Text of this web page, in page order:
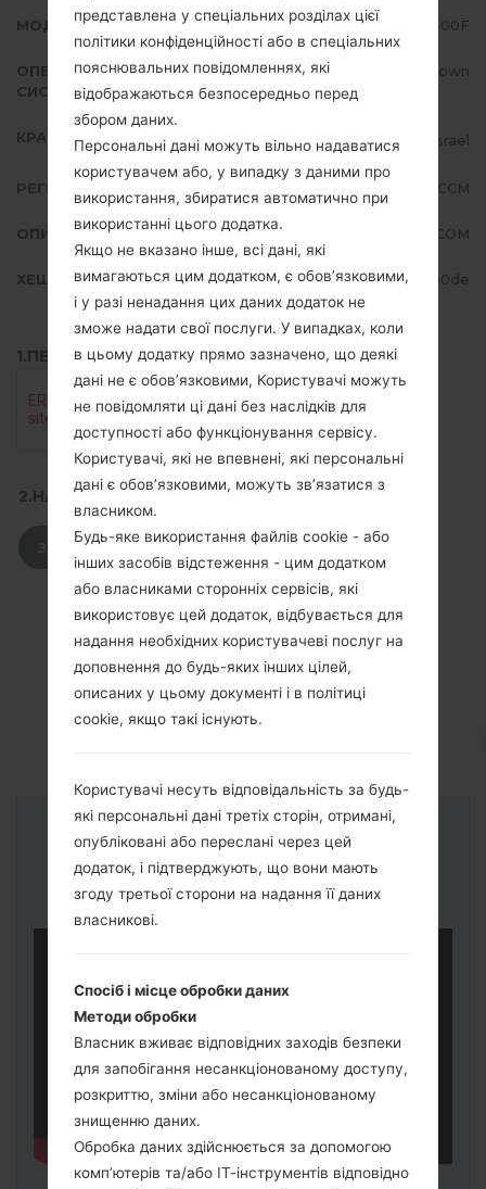
МОДЕЛЬ LGGS500F
ОПЕРАЦІЙНА
СИСТЕМА
Unknown
КРАЇНА Israel
РЕГІОН CCM
ОПИС CELLCOM
ХЕШ cba5d375c85cb6acf3ed0c4840d190de
1.ПЕРЕВІРТИ НАЯВНІСТЬ RECAPTCHA
2.НАТИСНІТЬ, ЩОБ ЗАВАНТАЖИТИ
ЗАВАНТАЖИТИ
Інструкції
представлена у спеціальних розділах цієї
політики конфіденційності або в спеціальних
пояснювальних повідомленнях, які
відображаються безпосередньо перед
збором даних.
Персональні дані можуть вільно надаватися
користувачем або, у випадку з даними про
використання, збиратися автоматично при
використанні цього додатка.
Якщо не вказано інше, всі дані, які
вимагаються цим додатком, є обов’язковими,
і у разі ненадання цих даних додаток не
зможе надати свої послуги. У випадках, коли
в цьому додатку прямо зазначено, що деякі
дані не є обов’язковими, Користувачі можуть
не повідомляти ці дані без наслідків для
доступності або функціонування сервісу.
Користувачі, які не впевнені, які персональні
дані є обов’язковими, можуть зв’язатися з
власником.
Будь-яке використання файлів cookie - або
інших засобів відстеження - цим додатком
або власниками сторонніх сервісів, які
використовує цей додаток, відбувається для
надання необхідних користувачеві послуг на
доповнення до будь-яких інших цілей,
описаних у цьому документі і в політиці
cookie, якщо такі існують.
Користувачі несуть відповідальність за будь-
які персональні дані третіх сторін, отримані,
опубліковані або переслані через цей
додаток, і підтверджують, що вони мають
згоду третьої сторони на надання її даних
власникові.
Спосіб і місце обробки даних
Методи обробки
Власник вживає відповідних заходів безпеки
для запобігання несанкціонованому доступу,
розкриттю, зміни або несанкціонованому
знищенню даних.
Обробка даних здійснюється за допомогою
комп’ютерів та/або ІТ-інструментів відповідно